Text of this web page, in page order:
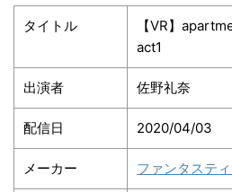
タイトル
【VR】
act1
出演者 佐野礼奈
配信日 2020/04/03
メーカー ファンタステ